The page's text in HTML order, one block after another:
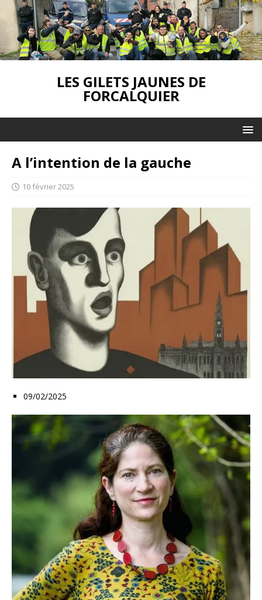
LES GILETS JAUNES DE
FORCALQUIER
A l’intention de la gauche
10 février 2025
09/02/2025